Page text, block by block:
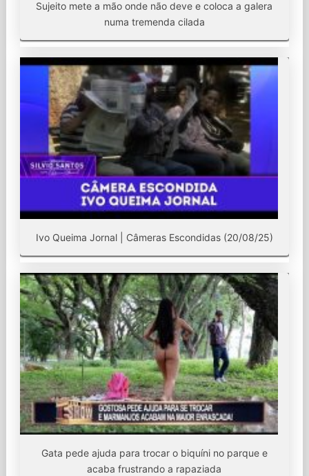
Sujeito mete a mão onde não deve e coloca a galera
numa tremenda cilada
Ivo Queima Jornal | Câmeras Escondidas (20/08/25)
Gata pede ajuda para trocar o biquíni no parque e
acaba frustrando a rapaziada